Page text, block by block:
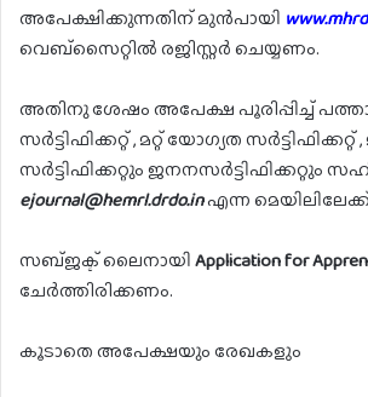
അപേക്ഷിക്കുന്നതിന് മുൻപായി
വെബ്സൈറ്റിൽ രജിസ്റ്റർ ചെയ്യണം.
അതിനു ശേഷം അപേക്ഷ പൂരിപ്പിച്ച്
സർട്ടിഫിക്കറ്റ് , മറ്റ് യോഗ്യത സർട്ടിഫിക്കറ്റ്
സർട്ടിഫിക്കറ്റും ജനനസർട്ടിഫിക്കറ്റും
ejournal@hemrl.drdo.inഎന്ന
സബ്ജക്ട് ലൈനായിApplication for
ചേർത്തിരിക്കണം.
കൂടാതെ അപേക്ഷയും രേഖകളും